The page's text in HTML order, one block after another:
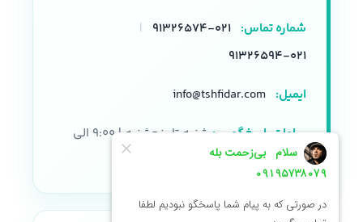
شماره تماس: ۰۲۱-۹۱۳۲۶۵۷۴
|
۰۲۱-۹۱۳۲۶۵۹۴
ایمیل: info@tshfidar.com
ساعات پاسخگویی:
شنبه تا پنجشنبه | ۹:۰۰ الی
۱۸:۰۰